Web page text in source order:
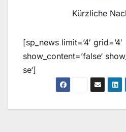
Kürzliche
[sp_news limit=’4′ grid=’4′
show_content=’false‘
se‘]